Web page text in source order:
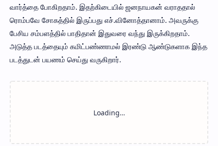
வார்த்தை போகிறதாம். இதற்கிடையில் ஜனநாயகன் வராததால்
ரொம்பவே சோகத்தில் இருப்பது எச்.வினோத்தானாம். அவருக்கு
பேசிய சம்பளத்தில் பாதிதான் இதுவரை வந்து இருக்கிறதாம்.
அடுத்த படத்தையும் கமிட்பண்ணாமல் இரண்டு ஆண்டுகளாக இந்த
படத்துடன் பயணம் செய்து வருகிறார்.